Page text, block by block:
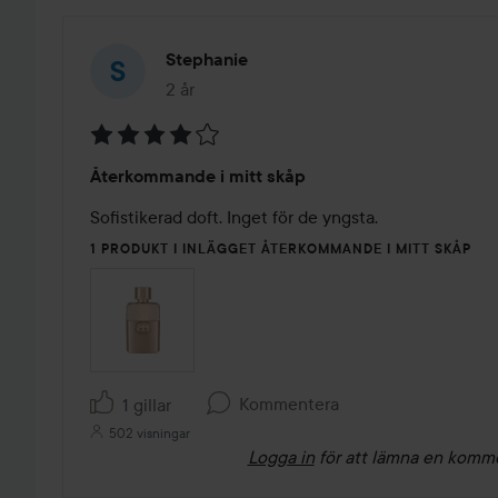
Stephanie
2 år
Inlägget skapades 2 år
4
av
5
Återkommande i mitt skåp
Sofistikerad doft. Inget för de yngsta.
1 PRODUKT I INLÄGGET ÅTERKOMMANDE I MITT SKÅP
1 gillar Kommentera
502 visningar
Logga in för att lämna en